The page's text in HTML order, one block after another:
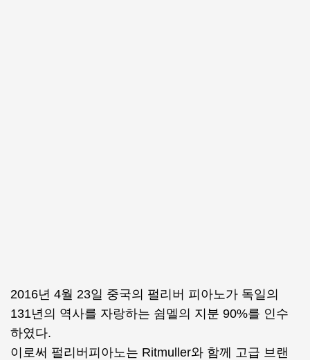
2016년 4월 23일 중국의 펄리버 피아노가 독일의
131년의 역사를 자랑하는 쉼멜의 지분 90%를 인수
하였다.
이로써 펄리버피아노는 Ritmuller와 함께 고급 브랜